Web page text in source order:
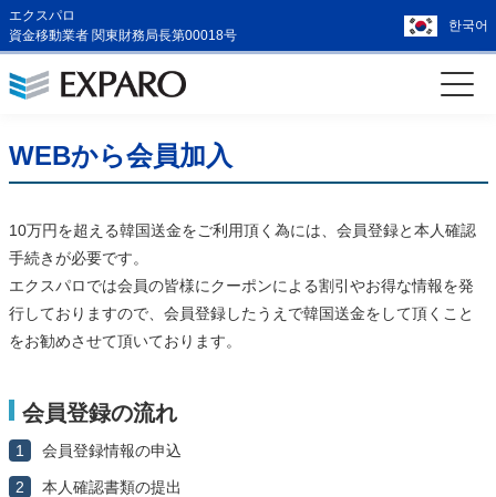
エクスパロ
資金移動業者 関東財務局長第00018号
한국어
WEBから会員加入
10万円を超える韓国送金をご利用頂く為には、会員登録と本人確認
手続きが必要です。
エクスパロでは会員の皆様にクーポンによる割引やお得な情報を発
行しておりますので、会員登録したうえで韓国送金をして頂くこと
をお勧めさせて頂いております。
会員登録の流れ
1 会員登録情報の申込
2 本人確認書類の提出